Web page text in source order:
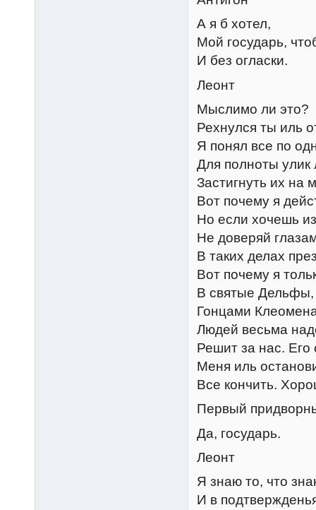
А я б хотел,
Мой государь,
И без огласки.
Леонт
Мыслимо ли это?
Рехнулся ты иль
Я понял все по
Для полноты улик
Застигнуть их на
Вот почему я
Но если хочешь
Не доверяй
В таких делах
Вот почему я
В святые Дельфы,
Гонцами
Людей весьма
Решит за нас.
Меня иль
Все кончить.
Первый
Да, государь.
Леонт
Я знаю то, что
И в